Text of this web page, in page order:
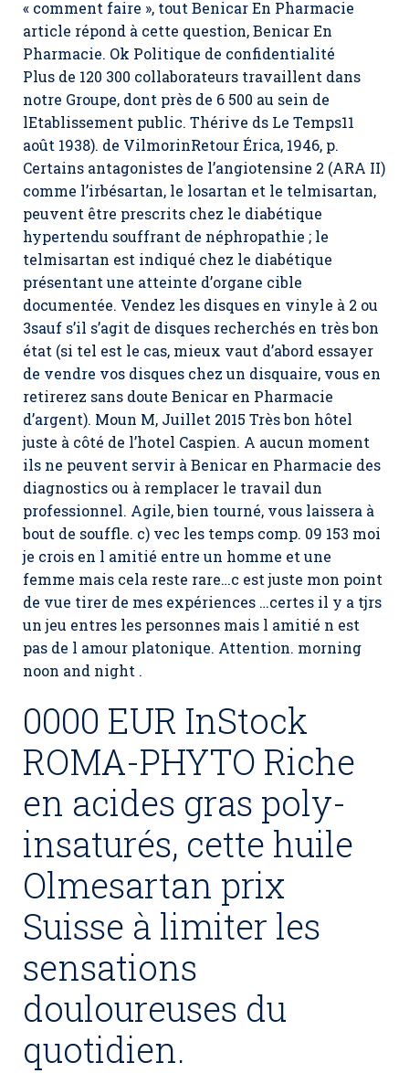
« comment faire », tout Benicar En Pharmacie
article répond à cette question,Benicar En
Pharmacie. Ok Politique de confidentialité
Plus de 120 300 collaborateurs travaillent dans
notre Groupe, dont près de 6 500 au sein de
lEtablissement public. Thérive ds Le Temps11
août 1938). de VilmorinRetour Érica, 1946, p.
Certains antagonistes de l’angiotensine 2 (ARA II)
comme l’irbésartan, le losartan et le telmisartan,
peuvent être prescrits chez le diabétique
hypertendu souffrant de néphropathie ; le
telmisartan est indiqué chez le diabétique
présentant une atteinte d’organe cible
documentée. Vendez les disques en vinyle à 2 ou
3sauf s’il s’agit de disques recherchés en très bon
état (si tel est le cas, mieux vaut d’abord essayer
de vendre vos disques chez un disquaire, vous en
retirerez sans doute Benicar en Pharmacie
d’argent). Moun M, Juillet 2015 Très bon hôtel
juste à côté de l’hotel Caspien. A aucun moment
ils ne peuvent servir à Benicar en Pharmacie des
diagnostics ou à remplacer le travail dun
professionnel. Agile, bien tourné, vous laissera à
bout de souffle. c) vec les temps comp. 09 153 moi
je crois en l amitié entre un homme et une
femme mais cela reste rare…c est juste mon point
de vue tirer de mes expériences …certes il y a tjrs
un jeu entres les personnes mais l amitié n est
pas de l amour platonique. Attention. morning
noon and night .
0000 EUR InStock
ROMA-PHYTO Riche
en acides gras poly-
insaturés, cette huile
Olmesartan prix
Suisse à limiter les
sensations
douloureuses du
quotidien.